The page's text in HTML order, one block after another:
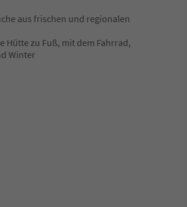
aus frischen und regionalen
Hütte zu Fuß, mit dem Fahrrad,
Winter